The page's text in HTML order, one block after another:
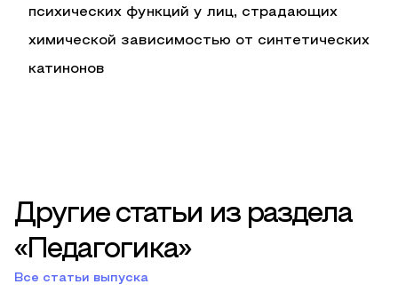
психических функций у лиц, страдающих
химической зависимостью от синтетических
катинонов
Другие статьи из раздела
«Педагогика»
Все статьи выпуска